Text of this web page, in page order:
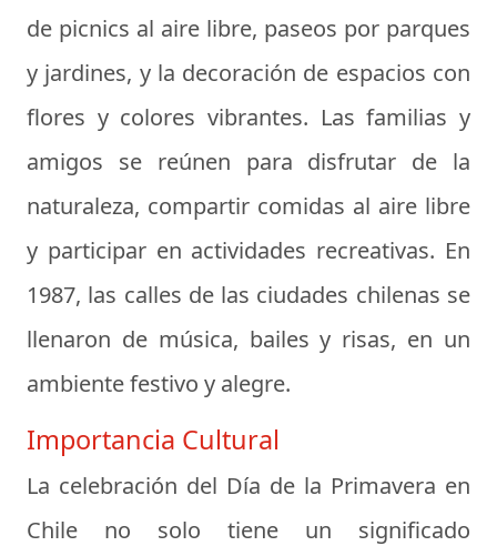
de picnics al aire libre, paseos por parques
y jardines, y la decoración de espacios con
flores y colores vibrantes. Las familias y
amigos se reúnen para disfrutar de la
naturaleza, compartir comidas al aire libre
y participar en actividades recreativas. En
1987, las calles de las ciudades chilenas se
llenaron de música, bailes y risas, en un
ambiente festivo y alegre.
Importancia Cultural
La celebración del Día de la Primavera en
Chile no solo tiene un significado